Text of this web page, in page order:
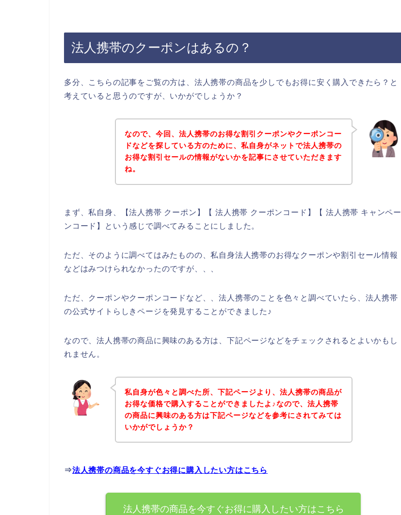
法人携帯のクーポンはあるの？
多分、こちらの記事をご覧の方は、法人携帯の商品を少しでもお得に安く購入できたら？と
考えていると思うのですが、いかがでしょうか？
なので、今回、法人携帯のお得な割引クーポンやクーポンコー
ドなどを探している方のために、私自身がネットで法人携帯の
お得な割引セールの情報がないかを記事にさせていただきます
ね。
まず、私自身、【法人携帯 クーポン】【 法人携帯 クーポンコード】【 法人携帯 キャンペー
ンコード】という感じで調べてみることにしました。
ただ、そのように調べてはみたものの、私自身法人携帯のお得なクーポンや割引セール情報
などはみつけられなかったのですが、、、
ただ、クーポンやクーポンコードなど、、法人携帯のことを色々と調べていたら、法人携帯
の公式サイトらしきページを発見することができました♪
なので、法人携帯の商品に興味のある方は、下記ページなどをチェックされるとよいかもし
れません。
私自身が色々と調べた所、下記ページより、法人携帯の商品が
お得な価格で購入することができましたよ♪なので、法人携帯
の商品に興味のある方は下記ページなどを参考にされてみては
いかがでしょうか？
⇒法人携帯の商品を今すぐお得に購入したい方はこちら
法人携帯の商品を今すぐお得に購入したい方はこちら